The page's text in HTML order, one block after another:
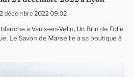
décembre 2022 09:02
à Vaulx-en-Velin, Un Brin de Folie
Le Savon de Marseille a sa boutique à